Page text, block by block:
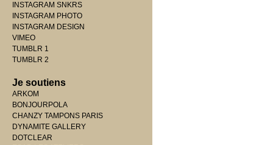
INSTAGRAM SNKRS
INSTAGRAM PHOTO
INSTAGRAM DESIGN
VIMEO
TUMBLR 1
TUMBLR 2
Je soutiens
ARKOM
BONJOURPOLA
CHANZY TAMPONS PARIS
DYNAMITE GALLERY
DOTCLEAR